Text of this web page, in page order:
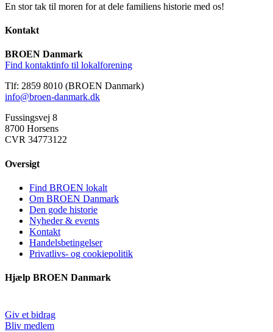
En stor tak til moren for at dele familiens historie med os!
Kontakt
BROEN Danmark
Find kontaktinfo til lokalforening
Tlf: 2859 8010 (BROEN Danmark)
info@broen-danmark.dk
Fussingsvej 8
8700 Horsens
CVR 34773122
Oversigt
Find BROEN lokalt
Om BROEN Danmark
Den gode historie
Nyheder & events
Kontakt
Handelsbetingelser
Privatlivs- og cookiepolitik
Hjælp BROEN Danmark
Giv et bidrag
Bliv medlem